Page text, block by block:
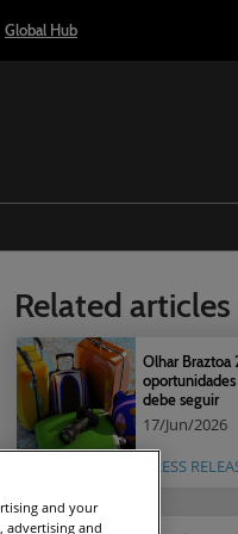
Global Hub
Related articles
Olhar Braztoa
debe seguir
17/Jun/2026
PRESS
and your
advertising and